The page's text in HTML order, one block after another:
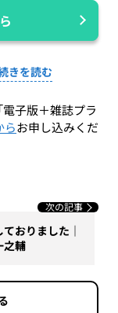
きを読む
電子版＋雑誌プラ
らお申し込みくだ
次の記事
おりました｜
之輔